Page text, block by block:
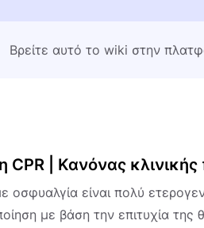
Βρείτε αυτό το wiki στην
CPR | Κανόνας
είναι πολύ
με βάση την επιτυχία της